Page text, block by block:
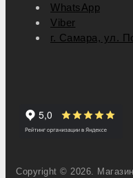
WhatsApp
Viber
г. Самара, ул.
Copyright © 2026.